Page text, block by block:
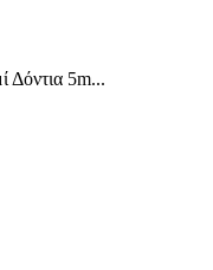
Δόντια 5m...